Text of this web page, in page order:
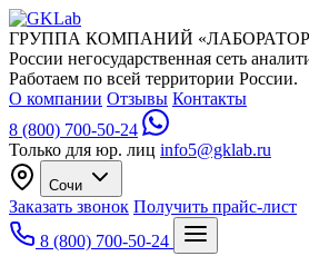
ГРУППА КОМПАНИЙ
России негосударственная сеть
Работаем по всей территории России.
О компании Отзывы Контакты
8 (800) 700-50-24
Только для юр. лиц info5@gklab.ru
Сочи
Заказать звонок Получить прайс-лист
8 (800) 700-50-24